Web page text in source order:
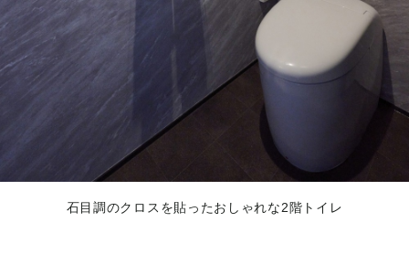
石目調のクロスを貼ったおしゃれな2階トイレ